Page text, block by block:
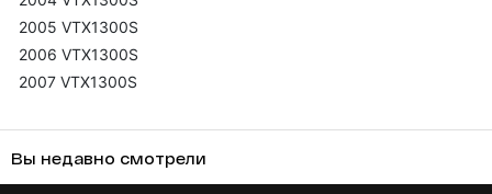
2005 VTX1300S
2006 VTX1300S
2007 VTX1300S
Вы недавно смотрели